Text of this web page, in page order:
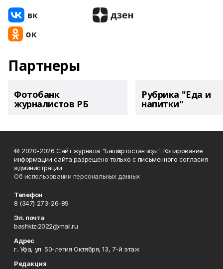
Партнеры
Фотобанк
журналистов РБ
Рубрика "Еда и
напитки"
© 2020-2026 Сайт журнала "Башҡортостан ҡыҙы". Копирование
информации сайта разрешено только с письменного согласия
администрации.
Об использовании персональных данных
Телефон
8 (347) 273-26-89
Эл. почта
bashkizi2022@mail.ru
Адрес
г. Уфа, ул. 50-летия Октября, 13, 7-й этаж
Редакция